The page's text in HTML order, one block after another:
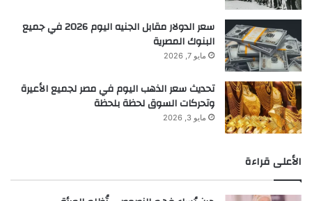
سعر الدولار مقابل الجنيه اليوم 2026 في جميع
البنوك المصرية
مايو 7, 2026
تحديث سعر الذهب اليوم في مصر لجميع الأعيرة
وتحركات السوق لحظة بلحظة
مايو 3, 2026
الأعلى قراءة